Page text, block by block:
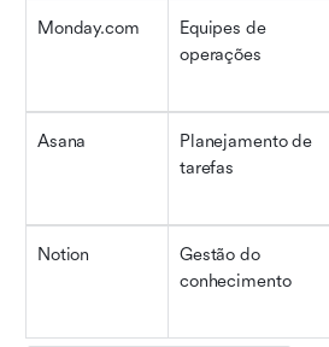
Monday.com
Equipes de
operações
Asana
Planejamento de
tarefas
Notion
Gestão do
conhecimento